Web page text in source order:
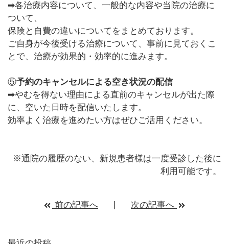
➡各治療内容について、一般的な内容や当院の治療に
ついて、
保険と自費の違いについてをまとめております。
ご自身が今後受ける治療について、事前に見ておくこ
とで、治療が効果的・効率的に進みます。
⑤予約のキャンセルによる空き状況の配信
➡やむを得ない理由による直前のキャンセルが出た際
に、空いた日時を配信いたします。
効率よく治療を進めたい方はぜひご活用ください。
※通院の履歴のない、新規患者様は一度受診した後に
利用可能です。
前の記事へ 次の記事へ